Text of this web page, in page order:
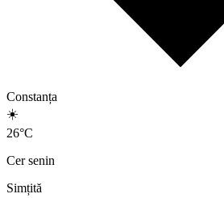
Constanța
☀️
26°C
Cer senin
Simțită